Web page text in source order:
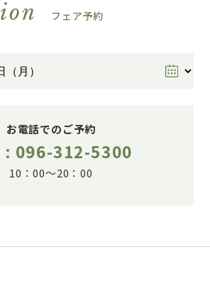
フェア予約
お電話でのご予約
: 096-312-5300
10：00～20：00